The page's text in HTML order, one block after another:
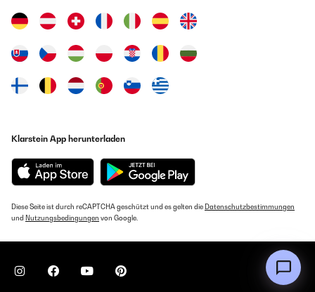
Klarstein App herunterladen
Diese Seite ist durch reCAPTCHA geschützt und es gelten die Datenschutzbestimmungen
und Nutzungsbedingungen von Google.